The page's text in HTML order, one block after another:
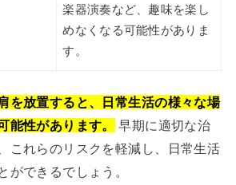
楽器演奏など、趣味を楽し
めなくなる可能性がありま
す。
を放置すると、日常生活の様々な場
能性があります。
早期に適切な治
これらのリスクを軽減し、日常生活
ができるでしょう。